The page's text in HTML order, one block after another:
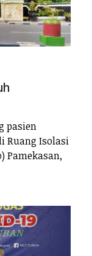
pasien
Ruang Isolasi
Pamekasan,